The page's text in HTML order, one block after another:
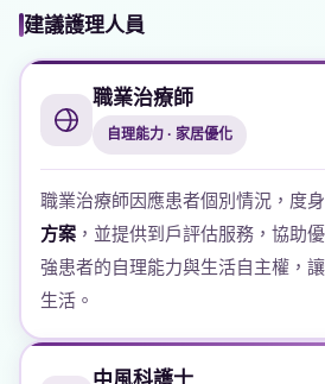
建議護理人員
職業治療師
自理能力 · 家居優化
職業治療師因應患者個別情況，度
方案，並提供到戶評估服務，協助
強患者的自理能力與生活自主權，
生活。